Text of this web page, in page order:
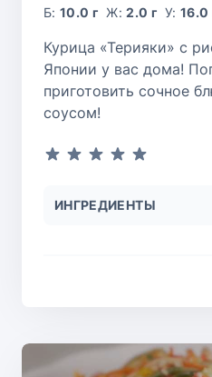
Б:10.0 г Ж:2.0 г У:16.0
Курица «Терияки» с
Японии у вас дома!
приготовить сочное
соусом!
ИНГРЕДИЕНТЫ